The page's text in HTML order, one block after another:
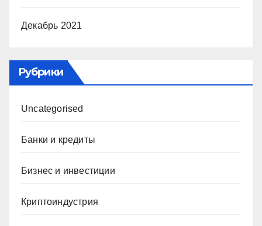
Декабрь 2021
Рубрики
Uncategorised
Банки и кредиты
Бизнес и инвестиции
Криптоиндустрия